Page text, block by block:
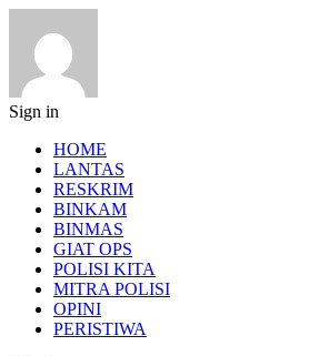
Sign in
HOME
LANTAS
RESKRIM
BINKAM
BINMAS
GIAT OPS
POLISI KITA
MITRA POLISI
OPINI
PERISTIWA